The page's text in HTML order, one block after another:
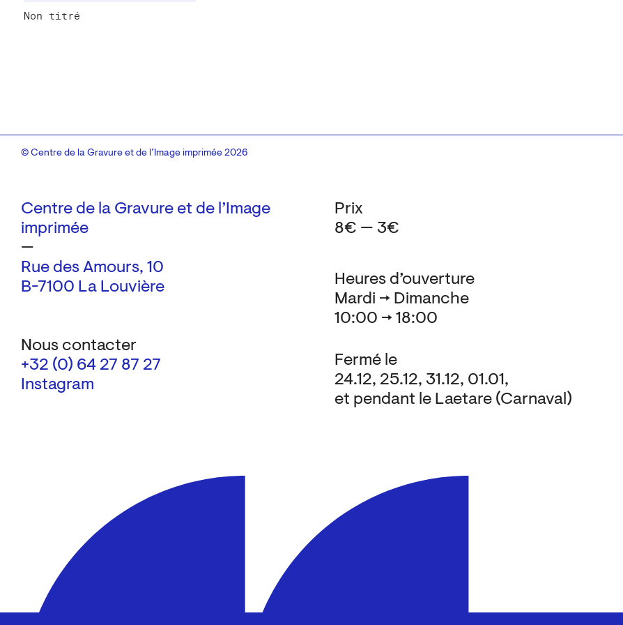
Non titré
Centre de la Gravure et de l’Image
imprimée
—
Rue des Amours, 10
B-7100 La Louvière
Nous contacter
+32 (0) 64 27 87 27
Instagram
Heures d’ouverture
Mardi → Dimanche
10:00 → 18:00
Fermé le
24.12, 25.12, 31.12, 01.01,
et pendant le Laetare (Carnaval)
Prix
8€ — 3€
© Centre de la Gravure et de l’Image imprimée 2026